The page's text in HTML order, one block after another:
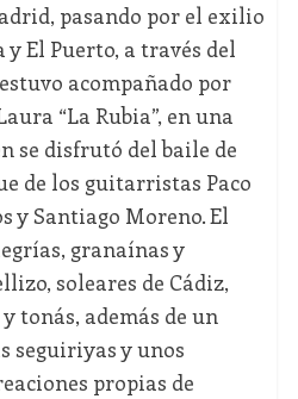
pasando por el exilio
y El Puerto, a través del
acompañado por
“La Rubia”, en una
se disfrutó del baile de
de los guitarristas Paco
y Santiago Moreno. El
granaínas y
soleares de Cádiz,
tonás, además de un
seguiriyas y unos
propias de